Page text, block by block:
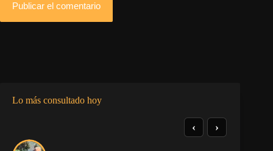
Publicar el comentario
Lo más consultado hoy
‹ ›